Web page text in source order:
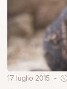
17 luglio 2015